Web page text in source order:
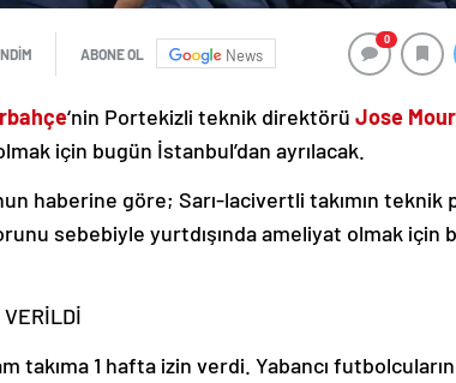
ABONE OL News
0
‘nin Portekizli teknik direktörü Jose
için bugün İstanbul’dan ayrılacak.
haberine göre; Sarı-lacivertli takımın
sebebiyle yurtdışında ameliyat olmak için
takıma 1 hafta izin verdi. Yabancı futbolcuların